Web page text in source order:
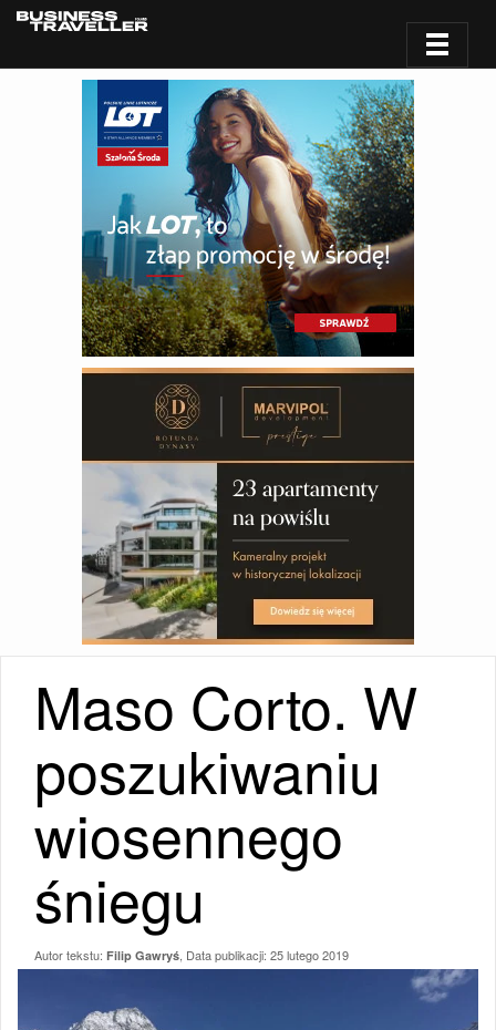
Maso Corto. W
poszukiwaniu
wiosennego
śniegu
Autor tekstu: Filip Gawryś , Data publikacji: 25 lutego 2019